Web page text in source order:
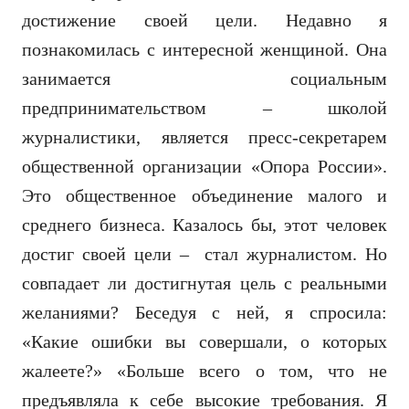
достижение своей цели. Недавно я
познакомилась с интересной женщиной. Она
занимается социальным
предпринимательством – школой
журналистики, является пресс-секретарем
общественной организации «Опора России».
Это общественное объединение малого и
среднего бизнеса. Казалось бы, этот человек
достиг своей цели – стал журналистом. Но
совпадает ли достигнутая цель с реальными
желаниями? Беседуя с ней, я спросила:
«Какие ошибки вы совершали, о которых
жалеете?» «Больше всего о том, что не
предъявляла к себе высокие требования. Я